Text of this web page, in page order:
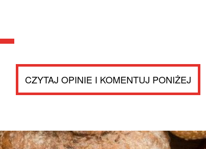
CZYTAJ OPINIE I KOMENTUJ PONIŻEJ